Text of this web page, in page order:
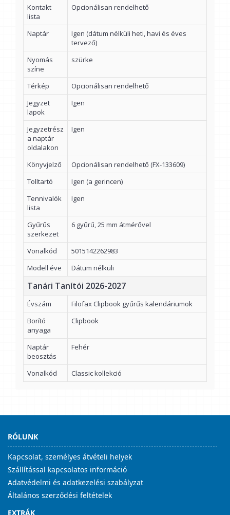
Kontakt
lista
Opcionálisan rendelhető
Naptár
Igen (dátum nélküli heti, havi és éves
tervező)
Nyomás
színe
szürke
Térkép
Opcionálisan rendelhető
Jegyzet
lapok
Igen
Jegyzetrész
a naptár
oldalakon
Igen
Könyvjelző
Opcionálisan rendelhető (FX-133609)
Tolltartó
Igen (a gerincen)
Tennivalók
lista
Igen
Gyűrűs
szerkezet
6 gyűrű, 25 mm átmérővel
Vonalkód
5015142262983
Modell éve
Dátum nélküli
Tanári Tanítói 2026-2027
Évszám
Filofax Clipbook gyűrűs kalendáriumok
Borító
anyaga
Clipbook
Naptár
beosztás
Fehér
Vonalkód Classic kollekció
RÓLUNK
Kapcsolat, személyes átvételi helyek
Szállítással kapcsolatos információ
Adatvédelmi és adatkezelési szabályzat
Általános szerződési feltételek
EXTRÁK